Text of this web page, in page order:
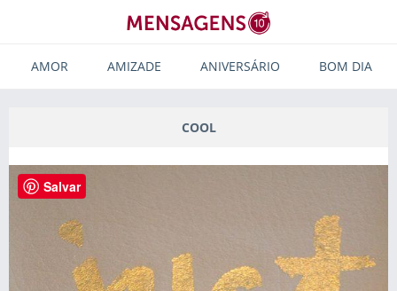
AMOR AMIZADE ANIVERSÁRIO BOM DIA
COOL
Salvar